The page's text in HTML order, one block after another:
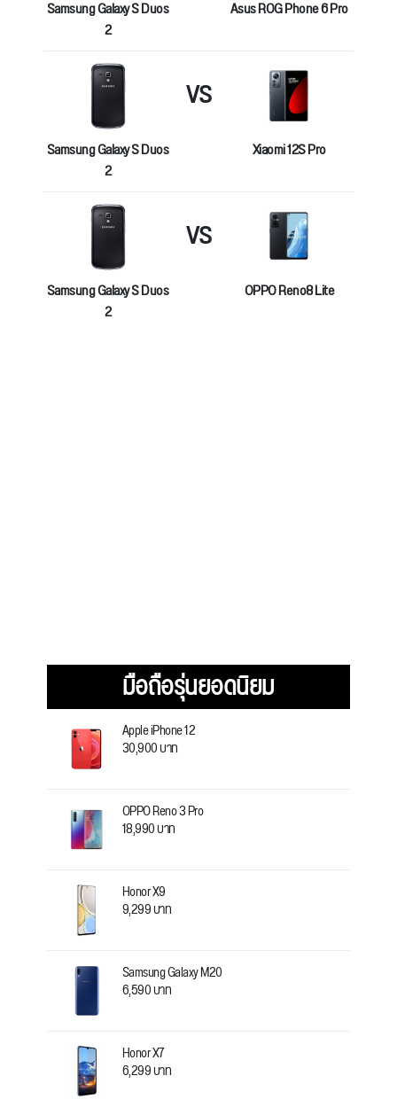
Samsung Galaxy S Duos
2
Asus ROG Phone 6 Pro
Samsung Galaxy S Duos
2
VS
Xiaomi 12S Pro
Samsung Galaxy S Duos
2
VS
OPPO Reno8 Lite
มือถือรุ่นยอดนิยม
Apple iPhone 12
30,900 บาท
OPPO Reno 3 Pro
18,990 บาท
Honor X9
9,299 บาท
Samsung Galaxy M20
6,590 บาท
Honor X7
6,299 บาท